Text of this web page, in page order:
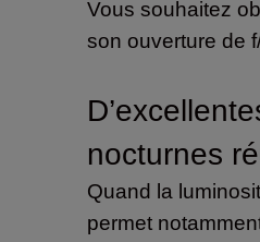
Vous souhaitez
son ouverture de
nocturnes
Quand la
permet